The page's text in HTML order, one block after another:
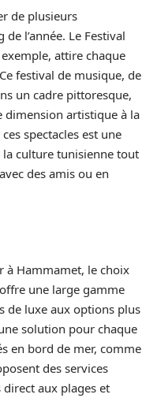
de plusieurs
l’année. Le Festival
attire chaque
festival de musique, de
un cadre pittoresque,
dimension artistique à la
spectacles est une
culture tunisienne tout
des amis ou en
à Hammamet, le choix
une large gamme
de luxe aux options plus
solution pour chaque
en bord de mer, comme
des services
aux plages et